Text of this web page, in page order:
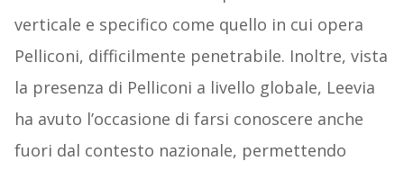
verticale e specifico come quello in cui opera
Pelliconi, difficilmente penetrabile. Inoltre, vista
la presenza di Pelliconi a livello globale, Leevia
ha avuto l’occasione di farsi conoscere anche
fuori dal contesto nazionale, permettendo